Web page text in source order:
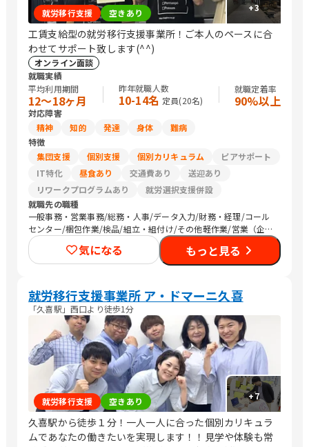
+3
就労移行支援 空きあり
工賃支給型の就労移行支援事業所！ご本人のペースに合
わせてサポート致します(^^)
オンライン面談
就職実績
平均利用期間
12〜18ヶ月
昨年就職人数
10-14名 定員(20名)
就職定着率
90%以上
対応障害
精神
知的 発達 身体
難病
特徴
集団支援
個別支援 個別カリキュラム
ピアサポート
IT特化
昼食あり 交通費あり
送迎あり
リワークプログラムあり
就労選択支援併設
就職先の職種
一般事務・営業事務/総務・人事/データ入力/財務・経理/コール
センター/梱包作業/検品/組立・組付け/その他軽作業/営業（企業
向け）/販売スタッフ・接客/バックヤード・商品管理/介護職員・
ヘルパー/保育士/清掃/農作業
気になる もっと見る
就労移行支援事業所 ア・ドマーニ久喜
「久喜駅」西口より徒歩1分
+7
就労移行支援 空きあり
久喜駅から徒歩１分！一人一人に合った個別カリキュラ
ムであなたの働きたいを実現します！！見学や体験も常